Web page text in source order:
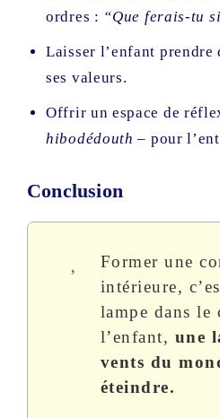
ordres : “Que ferais-tu
Laisser l’enfant prendre
ses valeurs.
Offrir un espace de
hibodédouth – pour
Conclusion
Former une
intérieure,
lampe dans le
l’enfant, une
vents du
éteindre.